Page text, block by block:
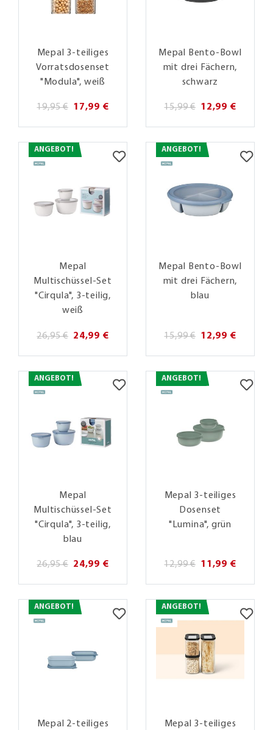
Mepal 3-teiliges
Vorratsdosenset
"Modula", weiß
19,95 € 17,99 €
Mepal Bento-Bowl
mit drei Fächern,
schwarz
15,99 € 12,99 €
ANGEBOT!
Mepal
Multischüssel-Set
"Cirqula", 3-teilig,
weiß
26,95 € 24,99 €
ANGEBOT!
Mepal Bento-Bowl
mit drei Fächern,
blau
15,99 € 12,99 €
ANGEBOT!
Mepal
Multischüssel-Set
"Cirqula", 3-teilig,
blau
26,95 € 24,99 €
ANGEBOT!
Mepal 3-teiliges
Dosenset
"Lumina", grün
12,99 € 11,99 €
ANGEBOT!
Mepal 2-teiliges
ANGEBOT!
Mepal 3-teiliges